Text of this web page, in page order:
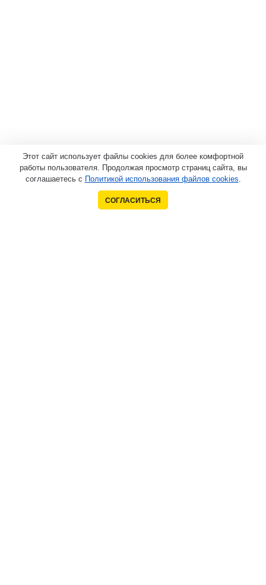
Этот сайт использует файлы cookies для более комфортной
работы пользователя. Продолжая просмотр страниц сайта, вы
соглашаетесь с Политикой использования файлов cookies.
СОГЛАСИТЬСЯ